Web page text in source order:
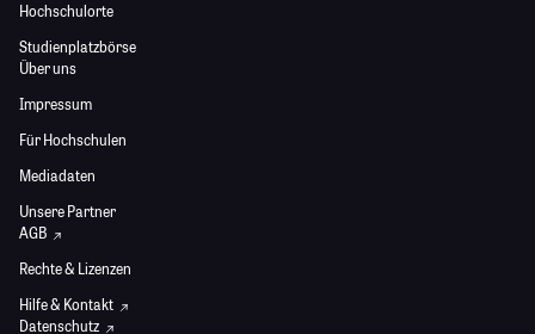
Hochschulorte
Studienplatzbörse
Über uns
Impressum
Für Hochschulen
Mediadaten
Unsere Partner
AGB
Rechte & Lizenzen
Hilfe & Kontakt
Datenschutz